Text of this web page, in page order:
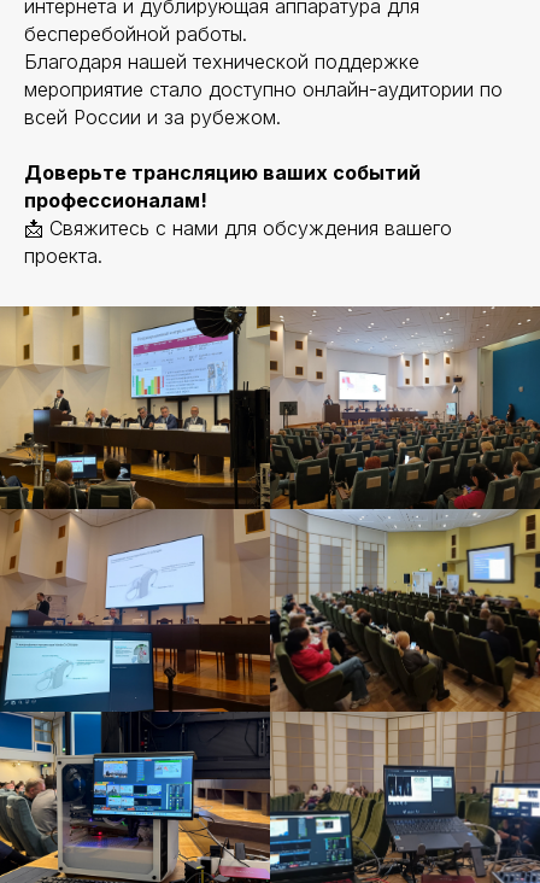
интернета и дублирующая аппаратура для
бесперебойной работы.
Благодаря нашей технической поддержке
мероприятие стало доступно онлайн-аудитории по
всей России и за рубежом.
Доверьте трансляцию ваших событий
профессионалам!
📩 Свяжитесь с нами для обсуждения вашего
проекта.
BROADCASTSTUDIO